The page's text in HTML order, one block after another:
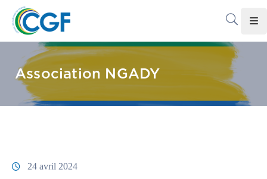
Accueil
Le
CGF
Infos
Pratiques
Association NGADY
24 avril 2024